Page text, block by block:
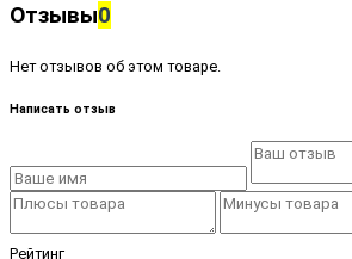
Отзывы0
Нет отзывов об этом товаре.
Написать отзыв
Рейтинг